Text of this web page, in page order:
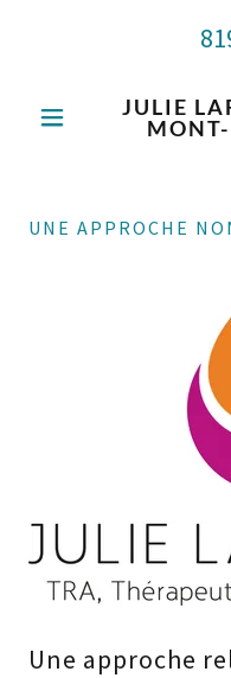
JULIE
UNE APPROCHE
Une approche